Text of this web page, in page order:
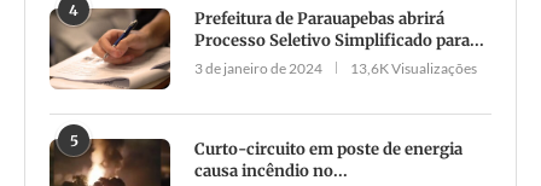
4
Prefeitura de Parauapebas abrirá
Processo Seletivo Simplificado para...
3 de janeiro de 2024 13,6K Visualizações
5
Curto-circuito em poste de energia
causa incêndio no...